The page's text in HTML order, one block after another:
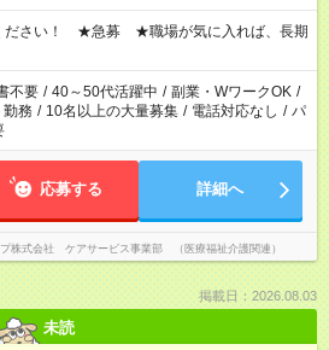
合わせ週40時間超の就業はご案内できませ
週20時間以上勤務は社会保険への加入対象
派遣法（日雇い派遣の原則禁止）により、
業はご案内が難しい場合があります
ださい！ ★急募 ★職場が気に入れば、長期
不要 / 40～50代活躍中 / 副業・WワークOK /
勤務 / 10名以上の大量募集 / 電話対応なし / パ
応募する 詳細へ
株式会社 ケアサービス事業部 （医療福祉介護関連）
掲載日：2026.08.03
未読